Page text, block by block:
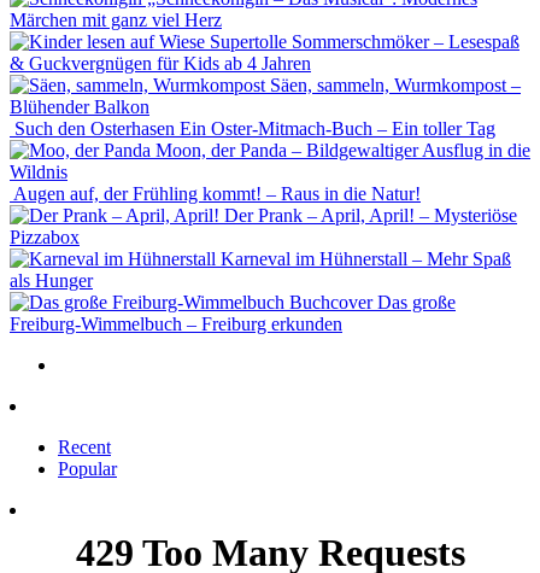
Märchen mit ganz viel Herz
Supertolle Sommerschmöker – Lesespaß
& Guckvergnügen für Kids ab 4 Jahren
Säen, sammeln, Wurmkompost –
Blühender Balkon
Such den Osterhasen Ein Oster-Mitmach-Buch – Ein toller Tag
Moon, der Panda – Bildgewaltiger Ausflug in die
Wildnis
Augen auf, der Frühling kommt! – Raus in die Natur!
Der Prank – April, April! – Mysteriöse
Pizzabox
Karneval im Hühnerstall – Mehr Spaß
als Hunger
Das große
Freiburg-Wimmelbuch – Freiburg erkunden
Recent
Popular